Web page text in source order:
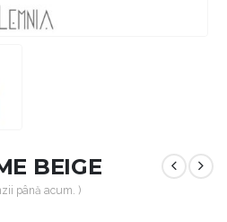
BEIGE
până acum. )